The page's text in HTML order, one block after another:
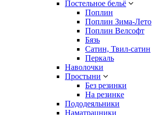
Постельное бельё
Поплин
Поплин Зима-Лето
Поплин Велсофт
Бязь
Сатин, Твил-сатин
Перкаль
Наволочки
Простыни
Без резинки
На резинке
Пододеяльники
Наматрацники